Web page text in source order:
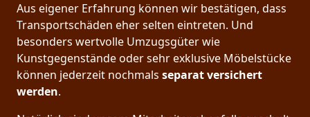
Aus eigener Erfahrung können wir bestätigen, dass
Transportschäden eher selten eintreten. Und
besonders wertvolle Umzugsgüter wie
Kunstgegenstände oder sehr exklusive Möbelstücke
können jederzeit nochmals separat versichert
werden.